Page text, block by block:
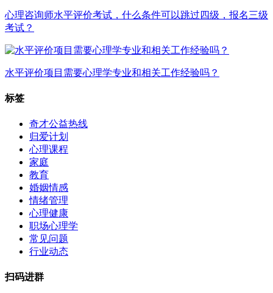
心理咨询师水平评价考试，什么条件可以跳过四级，报名三级
考试？
水平评价项目需要心理学专业和相关工作经验吗？
标签
奇才公益热线
归爱计划
心理课程
家庭
教育
婚姻情感
情绪管理
心理健康
职场心理学
常见问题
行业动态
扫码进群